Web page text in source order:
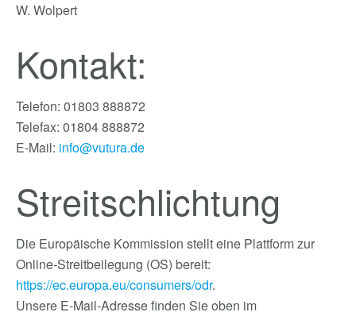
W. Wolpert
Kontakt:
Telefon: 01803 888872
Telefax: 01804 888872
E-Mail: info@vutura.de
Streitschlichtung
Die Europäische Kommission stellt eine Plattform zur
Online-Streitbeilegung (OS) bereit:
https://ec.europa.eu/consumers/odr.
Unsere E-Mail-Adresse finden Sie oben im